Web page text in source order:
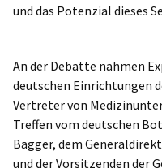
und das Potenzial dieses
An der Debatte nahmen
deutschen Einrichtungen
Vertreter von
Treffen vom deutschen
Bagger, dem
und der Vorsitzenden der